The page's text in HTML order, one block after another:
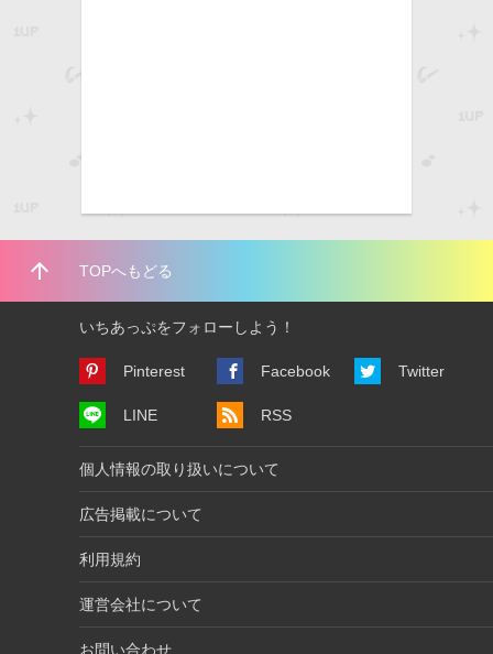
arrow_upward TOPへもどる
いちあっぷをフォローしよう！
Pinterest Facebook Twitter
LINE RSS
個人情報の取り扱いについて
広告掲載について
利用規約
運営会社について
お問い合わせ